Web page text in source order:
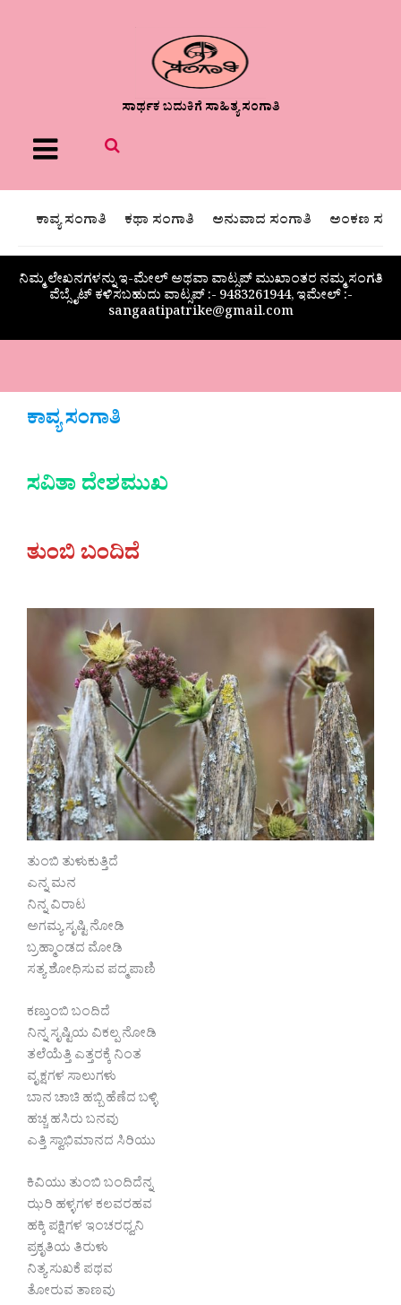
ಸಾರ್ಥಕ ಬದುಕಿಗೆ ಸಾಹಿತ್ಯ ಸಂಗಾತಿ
Menu
ಕಾವ್ಯ ಸಂಗಾತಿ ಕಥಾ ಸಂಗಾತಿ ಅನುವಾದ ಸಂಗಾತಿ ಅಂಕಣ
ನಿಮ್ಮ ಲೇಖನಗಳನ್ನು ಇ-ಮೇಲ್ ಅಥವಾ ವಾಟ್ಸಪ್ ಮುಖಾಂತರ ನಮ್ಮ ಸಂಗತಿ
ವೆಬ್ಸೈಟ್ ಕಳಿಸಬಹುದು ವಾಟ್ಸಪ್‌ :- 9483261944, ಇಮೇಲ್ :-
sangaatipatrike@gmail.com
ಕಾವ್ಯ ಸಂಗಾತಿ
ಸವಿತಾ ದೇಶಮುಖ
ತುಂಬಿ ಬಂದಿದೆ
ತುಂಬಿ ತುಳುಕುತ್ತಿದೆ
ಎನ್ನ ಮನ
ನಿನ್ನ ವಿರಾಟ
ಅಗಮ್ಯ ಸೃಷ್ಟಿ ನೋಡಿ
ಬ್ರಹ್ಮಾಂಡದ ಮೋಡಿ
ಸತ್ಯ ಶೋಧಿಸುವ ಪದ್ಮಪಾಣಿ
ಕಣ್ತುಂಬಿ ಬಂದಿದೆ
ನಿನ್ನ ಸೃಷ್ಟಿಯ ವಿಕಲ್ಪ ನೋಡಿ
ತಲೆಯೆತ್ತಿ ಎತ್ತರಕ್ಕೆ ನಿಂತ
ವೃಕ್ಷಗಳ ಸಾಲುಗಳು
ಬಾನ ಚಾಚಿ ಹಬ್ಬಿ ಹೆಣೆದ ಬಳ್ಳಿ
ಹಚ್ಚ ಹಸಿರು ಬನವು
ಎತ್ತಿ ಸ್ವಾಭಿಮಾನದ ಸಿರಿಯು
ಕಿವಿಯು ತುಂಬಿ ಬಂದಿದೆನ್ನ
ಝರಿ ಹಳ್ಳಗಳ ಕಲವರಹವ
ಹಕ್ಕಿ ಪಕ್ಷಿಗಳ ಇಂಚರಧ್ವನಿ
ಪ್ರಕೃತಿಯ ತಿರುಳು
ನಿತ್ಯ ಸುಖಕೆ ಪಥವ
ತೋರುವ ತಾಣವು